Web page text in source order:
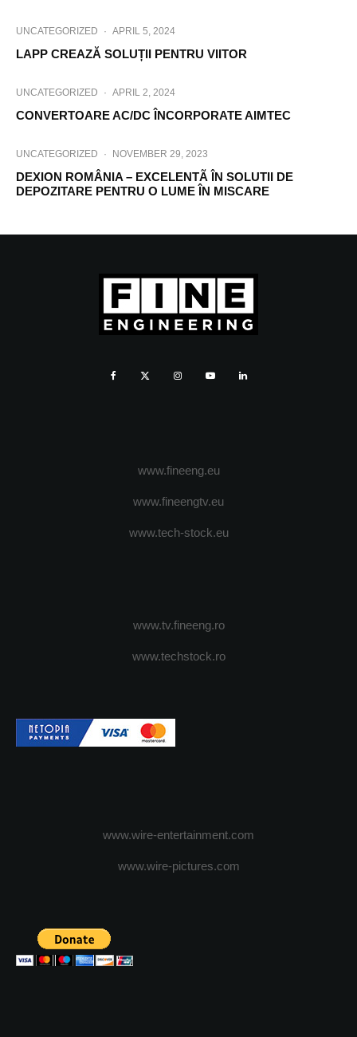
UNCATEGORIZED · APRIL 5, 2024
LAPP CREAZĂ SOLUȚII PENTRU VIITOR
UNCATEGORIZED · APRIL 2, 2024
CONVERTOARE AC/DC ÎNCORPORATE AIMTEC
UNCATEGORIZED · NOVEMBER 29, 2023
DEXION ROMÂNIA – EXCELENTÃ ÎN SOLUTII DE
DEPOZITARE PENTRU O LUME ÎN MISCARE
www.fineeng.eu
www.fineengtv.eu
www.tech-stock.eu
www.tv.fineeng.ro
www.techstock.ro
www.wire-entertainment.com
www.wire-pictures.com